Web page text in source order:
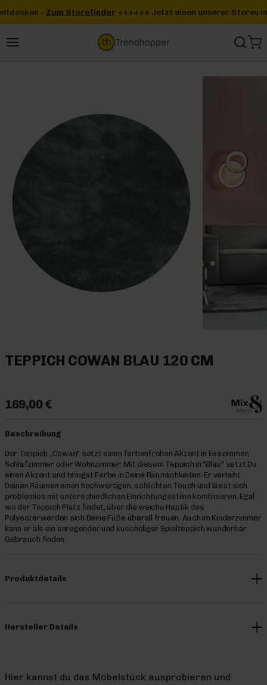
++++++ Jetzt einen unserer Stores in deiner Nähe
TEPPICH COWAN BLAU 120 CM
169,00 €
Beschreibung
Der Teppich „Cowan" setzt einen farbenfrohen Akzent in Esszimmer,
Schlafzimmer oder Wohnzimmer. Mit diesem Teppich in "Blau" setzt Du
einen Akzent und bringst Farbe in Deine Räumlichkeiten. Er verleiht
Deinen Räumen einen hochwertigen, schlichten Touch und lässt sich
problemlos mit unterschiedlichen Einrichtungsstilen kombinieren. Egal
wo der Teppich Platz findet, über die weiche Haptik des
Polyesterwerden sich Deine Füße überall freuen. Auch im Kinderzimmer
kann er als ein anregender und kuscheliger Spielteppich wunderbar
Gebrauch finden.
Produktdetails
Hersteller Details
Hier kannst du das Möbelstück ausprobieren und